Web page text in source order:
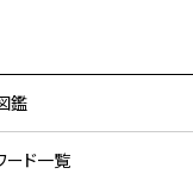
鑑
ード一覧